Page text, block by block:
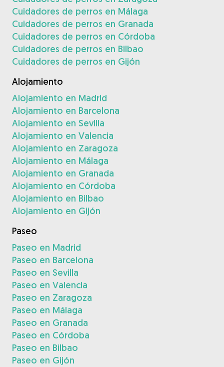
Cuidadores de perros en Málaga
Cuidadores de perros en Granada
Cuidadores de perros en Córdoba
Cuidadores de perros en Bilbao
Cuidadores de perros en Gijón
Alojamiento
Alojamiento en Madrid
Alojamiento en Barcelona
Alojamiento en Sevilla
Alojamiento en Valencia
Alojamiento en Zaragoza
Alojamiento en Málaga
Alojamiento en Granada
Alojamiento en Córdoba
Alojamiento en Bilbao
Alojamiento en Gijón
Paseo
Paseo en Madrid
Paseo en Barcelona
Paseo en Sevilla
Paseo en Valencia
Paseo en Zaragoza
Paseo en Málaga
Paseo en Granada
Paseo en Córdoba
Paseo en Bilbao
Paseo en Gijón